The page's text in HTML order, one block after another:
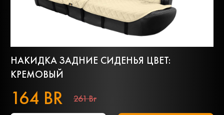
НАКИДКА ЗАДНИЕ СИДЕНЬЯ ЦВЕТ:
КРЕМОВЫЙ
164 BR 261 Br